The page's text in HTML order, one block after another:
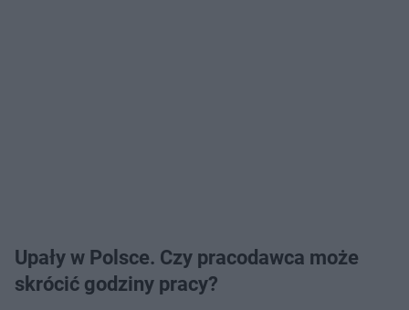
Upały w Polsce. Czy pracodawca może
skrócić godziny pracy?